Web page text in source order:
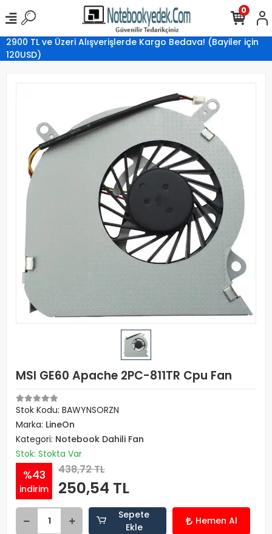
2900 TL ve Üzeri Alışverişlerde Kargo Bedava! (Bayiler için
120USD)
0
MSI GE60 Apache 2PC-811TR Cpu Fan
Stok Kodu: BAWYNSORZN
Marka: LineOn
Kategori: Notebook Dahili Fan
Stok: Stokta Var
%43
indirim
438,72 TL
250,54 TL
Sepete
Ekle
Hemen Al